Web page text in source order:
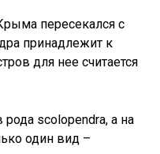
пересекался с
принадлежит к
для нее считается
scolopendra, а на
один вид –